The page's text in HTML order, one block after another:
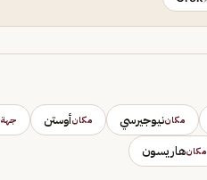
مكاننيوجيرسي مكانأوستن جهة
مكانهاريسون